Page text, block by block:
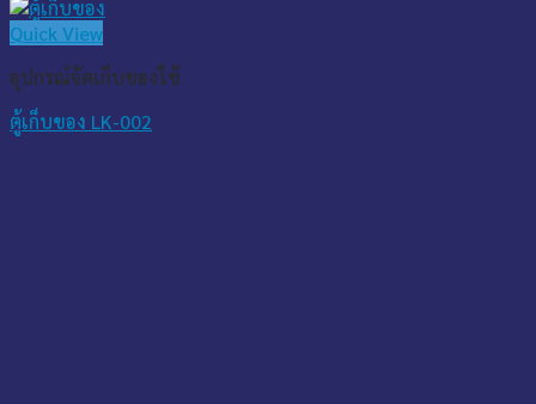
Quick View
อุปกรณ์จัดเก็บของใช้
ตู้เก็บของ LK-002